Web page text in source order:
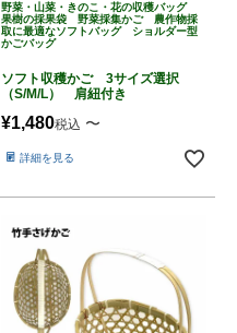
野菜・山菜・きのこ・花の収穫バッグ
果樹の採果袋 野菜採集かご 農作物採
取に最適なソフトバッグ ショルダー型
かごバッグ
ソフト収穫かご 3サイズ選択
（S/M/L） 肩紐付き
¥1,480税込 〜
詳細を見る